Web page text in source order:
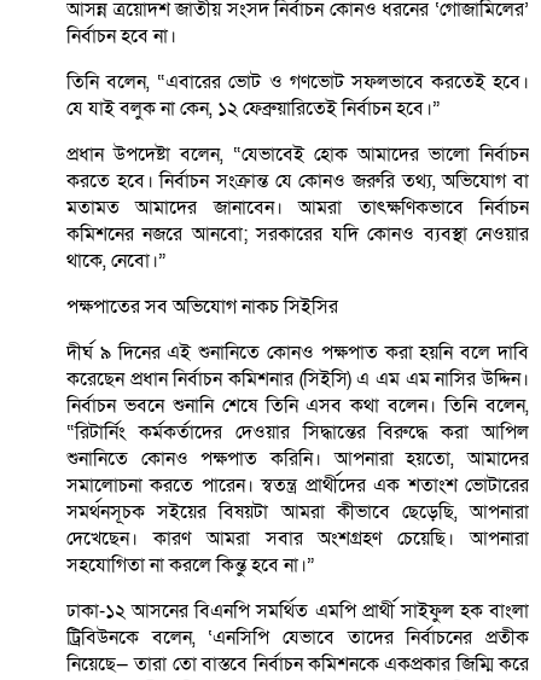
আসন্ন ত্রয়োদশ জাতীয় সংসদ নির্বাচন কোনও ধরনের ‘গোঁজামিলের’
নির্বাচন হবে না।
তিনি বলেন, “এবারের ভোট ও গণভোট সফলভাবে করতেই হবে।
যে যাই বলুক না কেন, ১২ ফেব্রুয়ারিতেই নির্বাচন হবে।”
প্রধান উপদেষ্টা বলেন, “যেভাবেই হোক আমাদের ভালো নির্বাচন
করতে হবে। নির্বাচন সংক্রান্ত যে কোনও জরুরি তথ্য, অভিযোগ বা
মতামত আমাদের জানাবেন। আমরা তাৎক্ষণিকভাবে নির্বাচন
কমিশনের নজরে আনবো; সরকারের যদি কোনও ব্যবস্থা নেওয়ার
থাকে, নেবো।”
পক্ষপাতের সব অভিযোগ নাকচ সিইসির
দীর্ঘ ৯ দিনের এই শুনানিতে কোনও পক্ষপাত করা হয়নি বলে দাবি
করেছেন প্রধান নির্বাচন কমিশনার (সিইসি) এ এম এম নাসির উদ্দিন।
নির্বাচন ভবনে শুনানি শেষে তিনি এসব কথা বলেন। তিনি বলেন,
“রিটার্নিং কর্মকর্তাদের দেওয়ার সিদ্ধান্তের বিরুদ্ধে করা আপিল
শুনানিতে কোনও পক্ষপাত করিনি। আপনারা হয়তো, আমাদের
সমালোচনা করতে পারেন। স্বতন্ত্র প্রার্থীদের এক শতাংশ ভোটারের
সমর্থনসূচক সইয়ের বিষয়টা আমরা কীভাবে ছেড়েছি, আপনারা
দেখেছেন। কারণ আমরা সবার অংশগ্রহণ চেয়েছি। আপনারা
সহযোগিতা না করলে কিন্তু হবে না।”
ঢাকা-১২ আসনের বিএনপি সমর্থিত এমপি প্রার্থী সাইফুল হক বাংলা
ট্রিবিউনকে বলেন, ‘এনসিপি যেভাবে তাদের নির্বাচনের প্রতীক
নিয়েছে— তারা তো বাস্তবে নির্বাচন কমিশনকে একপ্রকার জিম্মি করে